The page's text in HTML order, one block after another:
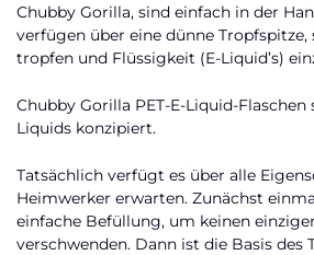
Chubby Gorilla, sind einfach in der
verfügen über eine dünne Tropfspitze,
tropfen und Flüssigkeit (E-Liquid’s)
Chubby Gorilla PET-E-Liquid-Flaschen
Liquids konzipiert.
Tatsächlich verfügt es über alle
Heimwerker erwarten. Zunächst
einfache Befüllung, um keinen
verschwenden. Dann ist die Basis des